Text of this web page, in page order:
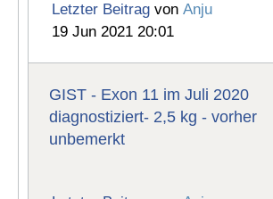
Letzter Beitrag vonAnju
19 Jun 2021 20:01
GIST - Exon 11 im Juli 2020
diagnostiziert- 2,5 kg - vorher
unbemerkt